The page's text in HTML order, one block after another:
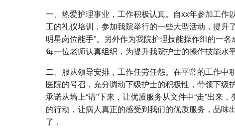
一、热爱护理事业，工作积极认真。自xx年参加工
工的礼仪培训，参加我院举行的一些大型活动，提
明星岗位能手”。另外作为我院护理技能操作组的一
每一位老师认真组织，为提升我院护士的操作技能水
二、服从领导安排，工作任劳任怨。在平常的工作
医院的号召，充分调动下级护士的积极性，带领下级
承诺从墙上“请”下来，让优质服务从文件中“走”出来
的行动，让病人真正的感受到我们的优质服务，品
了，